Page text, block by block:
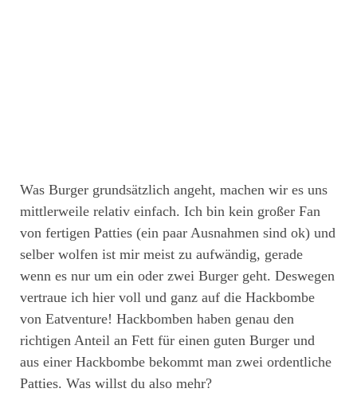
Was Burger grundsätzlich angeht, machen wir es uns
mittlerweile relativ einfach. Ich bin kein großer Fan
von fertigen Patties (ein paar Ausnahmen sind ok) und
selber wolfen ist mir meist zu aufwändig, gerade
wenn es nur um ein oder zwei Burger geht. Deswegen
vertraue ich hier voll und ganz auf die Hackbombe
von Eatventure! Hackbomben haben genau den
richtigen Anteil an Fett für einen guten Burger und
aus einer Hackbombe bekommt man zwei ordentliche
Patties. Was willst du also mehr?